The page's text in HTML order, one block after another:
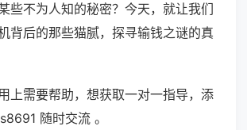
些不为人知的秘密？今天，就让我们
背后的那些猫腻，探寻输钱之谜的真
上需要帮助，想获取一对一指导，添
随时交流 。